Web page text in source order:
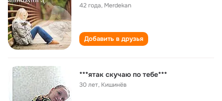
42 года, Merdekan
Добавить в друзья
***ятак скучаю по тебе***
30 лет, Кишинёв